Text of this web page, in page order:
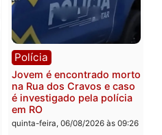
Política
Ministro Dias Tofolli , do
TSE, determina